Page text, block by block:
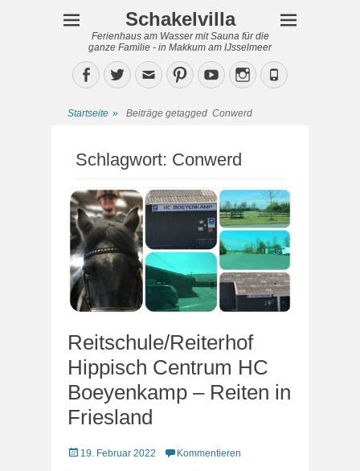
Schakelvilla
Ferienhaus am Wasser mit Sauna für die
ganze Familie - in Makkum am IJsselmeer
Facebook
TwitterEmailPinterestYouTubeInstagram
Phone
Startseite » Beiträge getagged Conwerd
Schlagwort: Conwerd
Reitschule/Reiterhof
Hippisch Centrum HC
Boeyenkamp – Reiten in
Friesland
Veröffentlicht
19. Februar 2022 Kommentieren